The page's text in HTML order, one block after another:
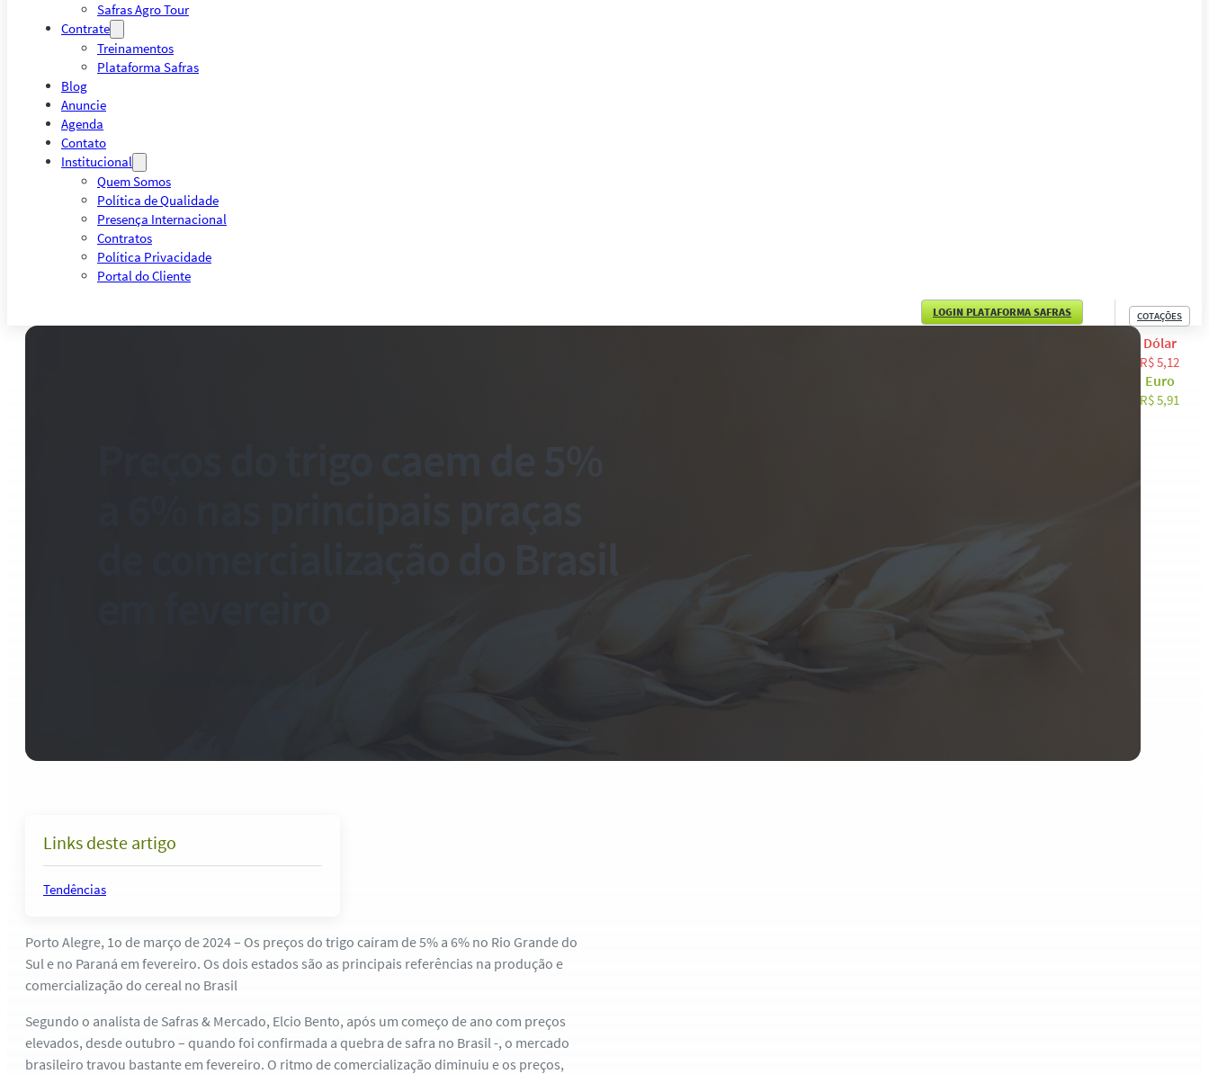
Safras Agro Tour
Contrate
Treinamentos
Plataforma Safras
Blog
Anuncie
Agenda
Contato
Institucional
Quem Somos
Política de Qualidade
Presença Internacional
Contratos
Política Privacidade
Portal do Cliente
LOGIN PLATAFORMA SAFRAS COTAÇÕES
Dólar
R$ 5,12
Euro
R$ 5,91
Links deste artigo
Tendências
Porto Alegre, 1o de março de 2024 – Os preços do trigo caíram de 5% a 6% no Rio Grande do
Sul e no Paraná em fevereiro. Os dois estados são as principais referências na produção e
comercialização do cereal no Brasil
Segundo o analista de Safras & Mercado, Elcio Bento, após um começo de ano com preços
elevados, desde outubro – quando foi confirmada a quebra de safra no Brasil -, o mercado
brasileiro travou bastante em fevereiro. O ritmo de comercialização diminuiu e os preços,